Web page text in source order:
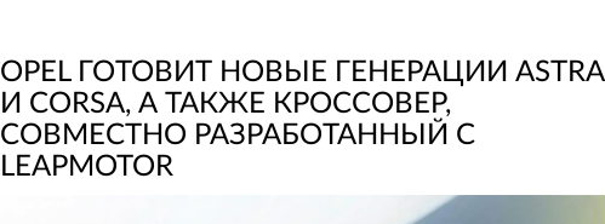
OPEL ГОТОВИТ НОВЫЕ ГЕНЕРАЦИИ ASTRA
И CORSA, А ТАКЖЕ КРОССОВЕР,
СОВМЕСТНО РАЗРАБОТАННЫЙ С
LEAPMOTOR